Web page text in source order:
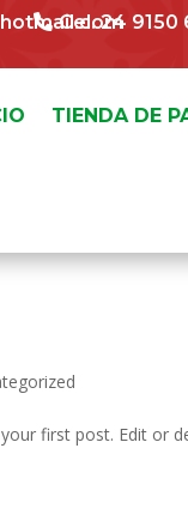
Cel. 24 9150
TIENDA DE
first post. Edit or